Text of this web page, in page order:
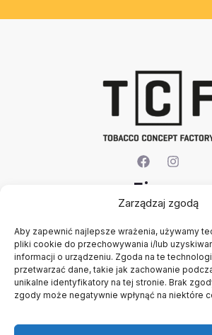
Zarządzaj zgodą
Aby zapewnić najlepsze wrażenia, używamy
pliki cookie do przechowywania i/lub
informacji o urządzeniu. Zgoda na te
przetwarzać dane, takie jak zachowanie
unikalne identyfikatory na tej stronie. Brak
zgody może negatywnie wpłynąć na niektóre
Firma
Kontakt
Rejestracja firmy
Konto
Polityka prywatności
Regulamin